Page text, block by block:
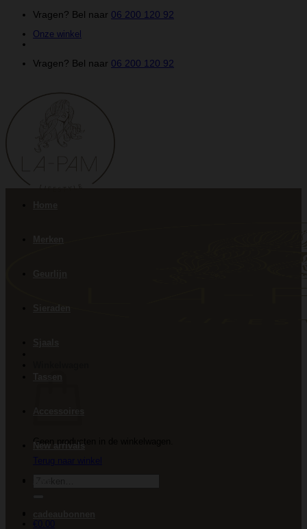
inhoud
Vragen? Bel naar 06 200 120 92
Onze winkel
Vragen? Bel naar 06 200 120 92
Geen producten in de winkelwagen.
New arrivals